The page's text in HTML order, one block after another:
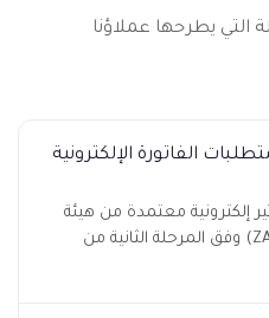
التي يطرحها عملاؤنا
الفاتورة الإلكترونية
إلكترونية معتمدة من هيئة
الزكاة والضريبة والجمارك (ZATCA) وفق المرحلة الثانية من